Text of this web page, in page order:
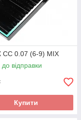
CC 0.07 (6-9) MIX
до відправки
Купити